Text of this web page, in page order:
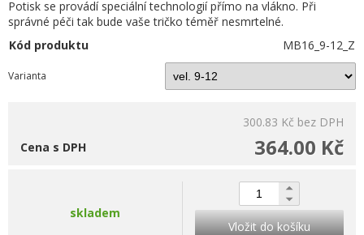
Potisk se provádí speciální technologií přímo na vlákno. Při
správné péči tak bude vaše tričko téměř nesmrtelné.
Kód produktu
MB16_9-12_Z
Varianta
300.83 Kč bez DPH
364.00 Kč
Cena s DPH
skladem
Vložit do košíku